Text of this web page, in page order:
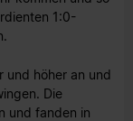
1:0-
und höher an und
Die
und fanden in